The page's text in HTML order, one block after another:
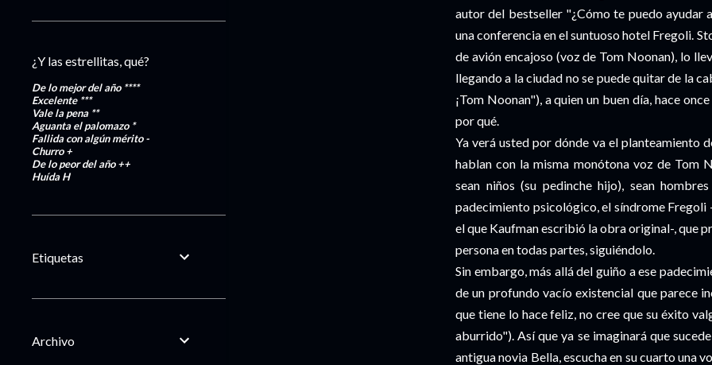
autor del bestseller "¿Cómo te puedo ayudar
una conferencia en el suntuoso hotel Fregoli.
de avión encajoso (voz de Tom Noonan), lo
llegando a la ciudad no se puede quitar de la
¡Tom Noonan"), a quien un buen día, hace
por qué.
Ya verá usted por dónde va el planteamiento
hablan con la misma monótona voz de Tom
sean niños (su pedinche hijo), sean
padecimiento psicológico, el síndrome Fregoli
el que Kaufman escribió la obra original-, que
persona en todas partes, siguiéndolo.
Sin embargo, más allá del guiño a ese
de un profundo vacío existencial que parece
que tiene lo hace feliz, no cree que su éxito
aburrido"). Así que ya se imaginará que
antigua novia Bella, escucha en su cuarto una
¿Y las estrellitas, qué?
De lo mejor del año ****
Excelente***
Vale la pena **
Aguanta el palomazo *
Fallida con algún mérito-
Churro+
De lo peor del año++
HuídaH
Etiquetas
Archivo